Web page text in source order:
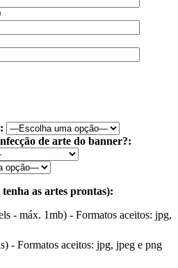
de arte do banner?:
as artes prontas):
- máx. 1mb) - Formatos aceitos: jpg,
- Formatos aceitos: jpg, jpeg e png